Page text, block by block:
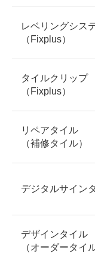
レベリングシス
（Fixplus）
タイルクリップ
（Fixplus）
リペアタイル
（補修タイル）
デジタルサイン
デザインタイル
（オーダータイ